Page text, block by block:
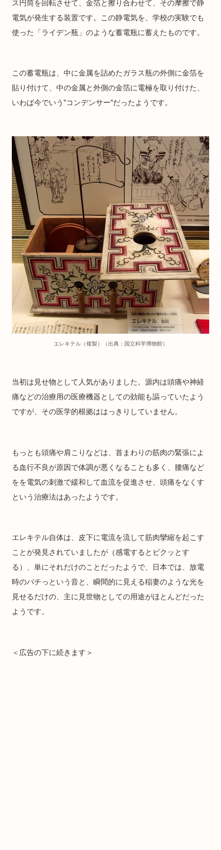
ス円筒を回転させて、金箔と擦り合わせて、その摩擦で静
電気が発生する装置です。この静電気を、学校の実験でも
使った「ライデン瓶」のような蓄電瓶に蓄えたものです。
この蓄電瓶は、中に金属を詰めたガラス瓶の外側に金箔を
貼り付けて、中の金属と外側の金箔に電極を取り付けた、
いわば今でいう”コンデンサー”だったようです。
エレキテル（複製）（出典：国立科学博物館）
当初は見せ物として人気がありました。源内は頭痛や神経
痛などの治療用の医療機器としての効能も謳っていたよう
ですが、その医学的根拠ははっきりしていません。
もっとも頭痛や肩こりなどは、首まわりの筋肉の緊張によ
る血行不良が原因で体調が悪くなることも多く、腰痛など
をを電気の刺激で緩和して血流を促進させ、頭痛をなくす
という治療法はあったようです。
エレキテル自体は、皮下に電流を流して筋肉攣縮を起こす
ことが発見されていましたが（感電するとビクッとす
る）、単にそれだけのことだったようで、日本では、放電
時のバチっという音と、瞬間的に見える稲妻のような光を
見せるだけの、主に見世物としての用途がほとんどだった
ようです。
＜広告の下に続きます＞